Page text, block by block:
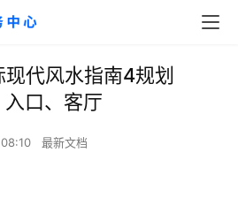
代风水指南4规划
口、客厅
最新文档